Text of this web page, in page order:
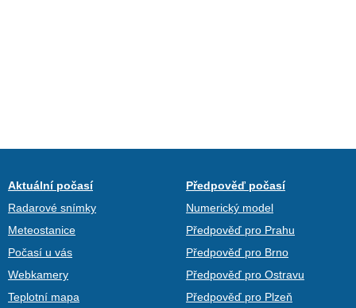
Aktuální počasí
Radarové snímky
Meteostanice
Počasí u vás
Webkamery
Teplotní mapa
Předpověď počasí
Numerický model
Předpověď pro Prahu
Předpověď pro Brno
Předpověď pro Ostravu
Předpověď pro Plzeň